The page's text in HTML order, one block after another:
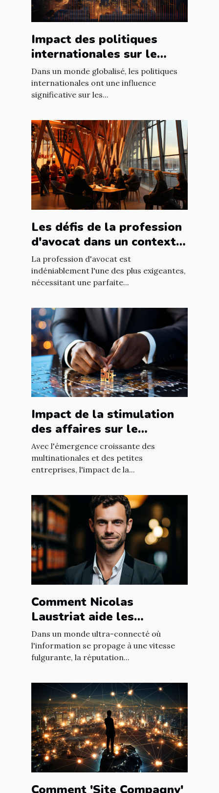
Impact des politiques
internationales sur le
marché immobilier
français
Dans un monde globalisé, les politiques
internationales ont une influence
significative sur les...
Les défis de la profession
d'avocat dans un contexte
international à Nantes
La profession d'avocat est
indéniablement l'une des plus exigeantes,
nécessitant une parfaite...
Impact de la stimulation
des affaires sur le
développement
économique mondial
Avec l'émergence croissante des
multinationales et des petites
entreprises, l'impact de la...
Comment Nicolas
Laustriat aide les
entreprises à améliorer
leur e-réputation
Dans un monde ultra-connecté où
l'information se propage à une vitesse
fulgurante, la réputation...
Comment 'Site Compagny'